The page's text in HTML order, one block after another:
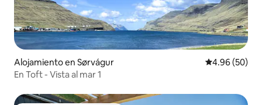
Alojamiento en Sørvágur Calificación
4.96 (50)
En Toft - Vista al mar 1